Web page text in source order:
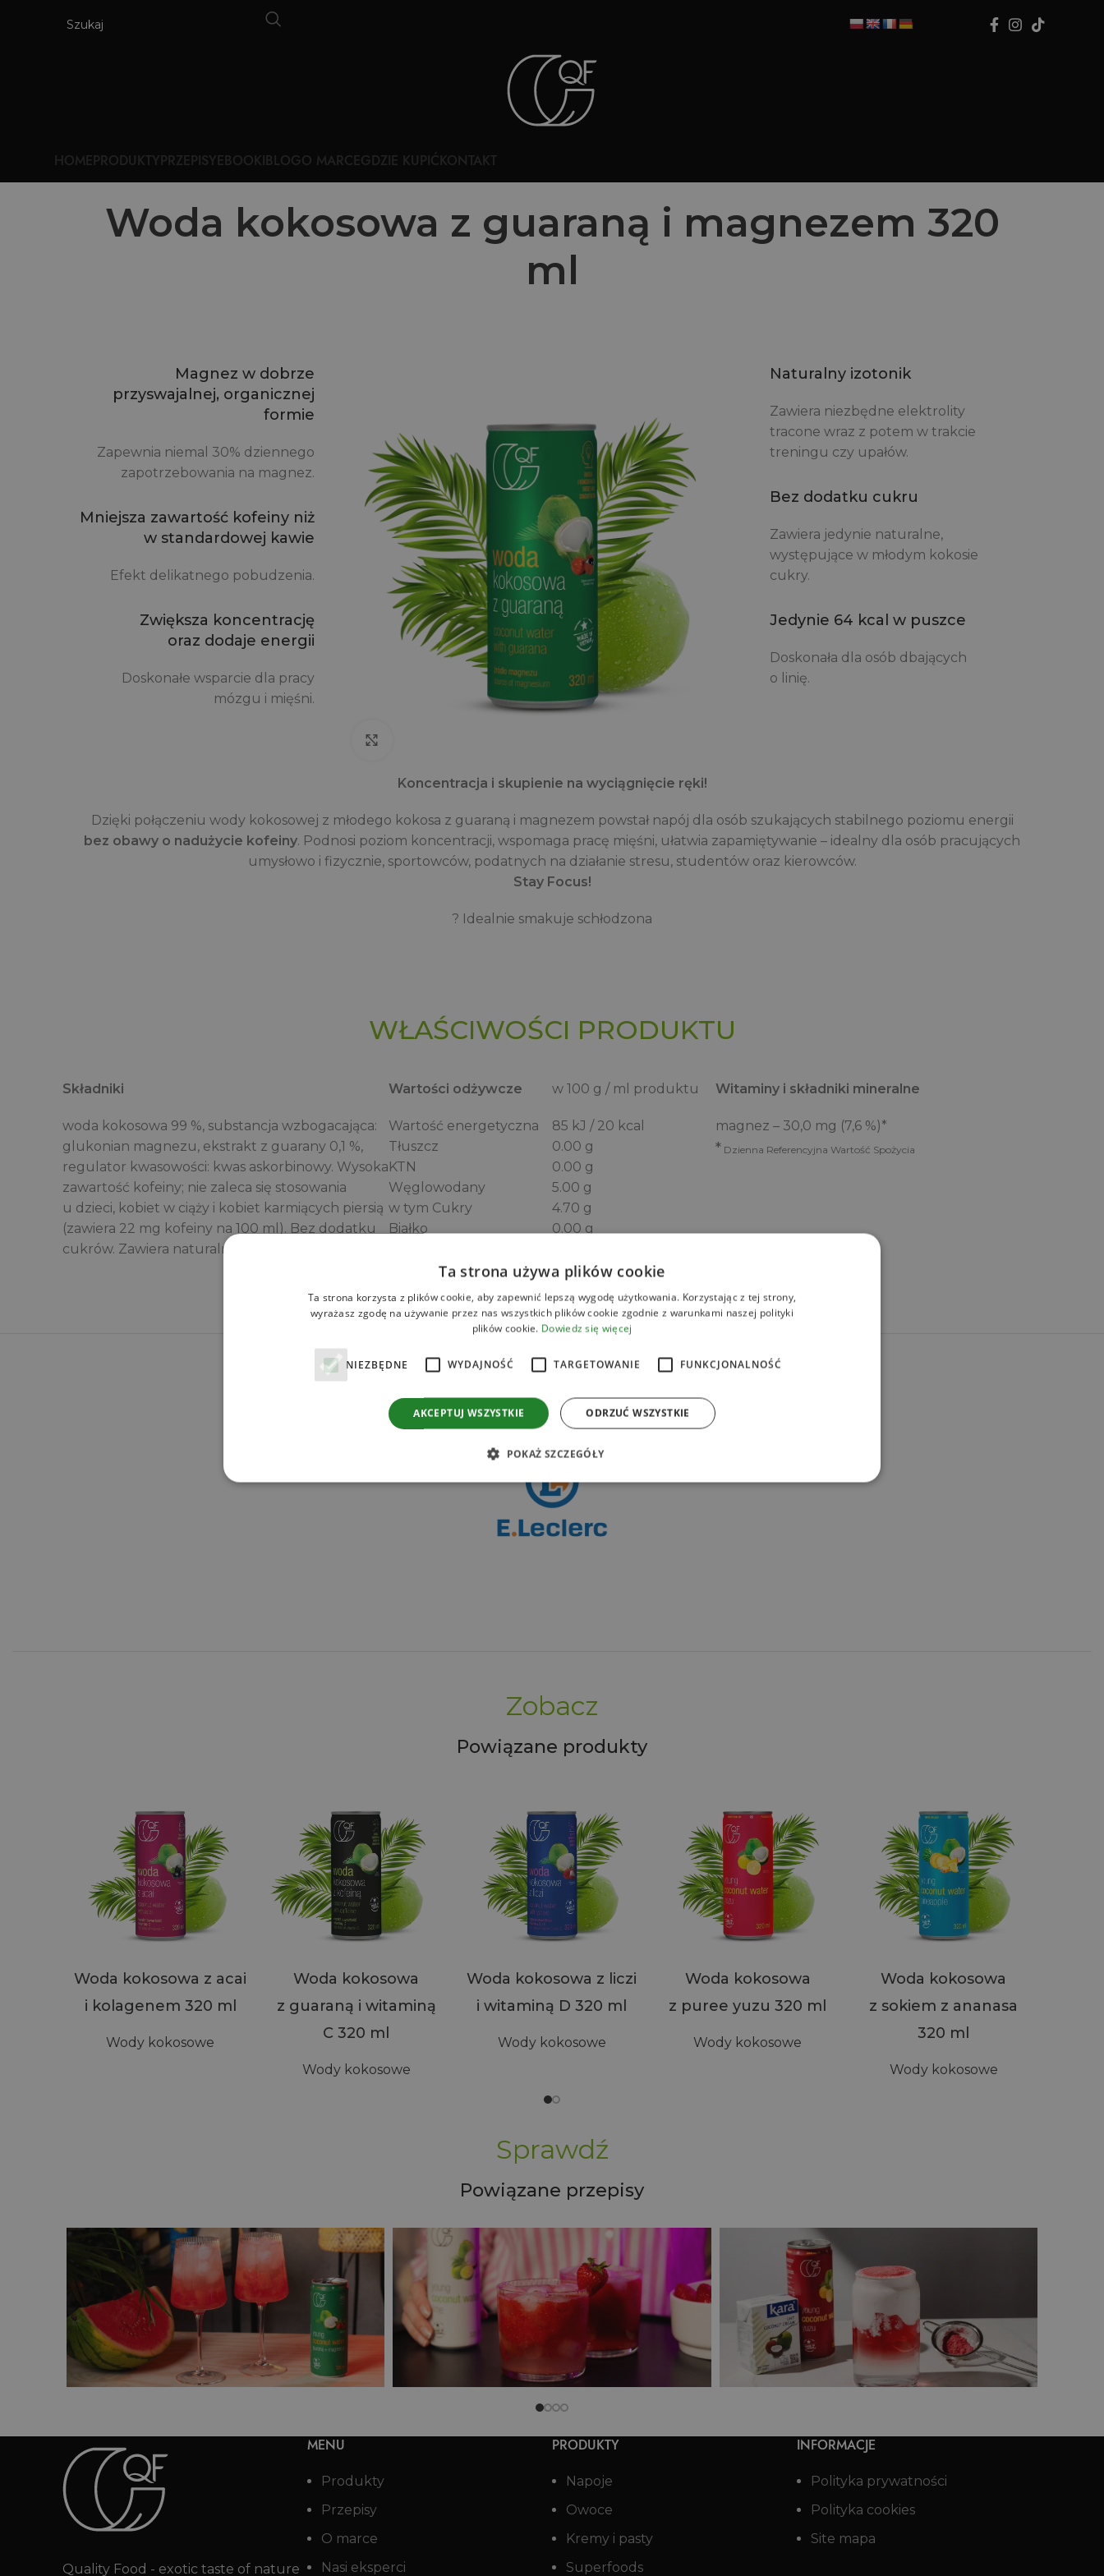
HOMEPRODUKTYPRZEPISYEBOOKIBLOGO MARCEGDZIE KUPIĆKONTAKT
Woda kokosowa z guaraną i magnezem 320
ml
Magnez w dobrze
przyswajalnej, organicznej
formie
Zapewnia niemal 30% dziennego
zapotrzebowania na magnez.
Mniejsza zawartość kofeiny niż
w standardowej kawie
Efekt delikatnego pobudzenia.
Zwiększa koncentrację
oraz dodaje energii
Doskonałe wsparcie dla pracy
mózgu i mięśni.
Naturalny izotonik
Zawiera niezbędne elektrolity
tracone wraz z potem w trakcie
treningu czy upałów.
Bez dodatku cukru
Zawiera jedynie naturalne,
występujące w młodym kokosie
cukry.
Jedynie 64 kcal w puszce
Doskonała dla osób dbających
o linię.
Koncentracja i skupienie na wyciągnięcie ręki!
Dzięki połączeniu wody kokosowej z młodego kokosa z guaraną i magnezem powstał napój dla osób szukających stabilnego poziomu energii
bez obawy o nadużycie kofeiny. Podnosi poziom koncentracji, wspomaga pracę mięśni, ułatwia zapamiętywanie – idealny dla osób pracujących
umysłowo i fizycznie, sportowców, podatnych na działanie stresu, studentów oraz kierowców.
Stay Focus!
? Idealnie smakuje schłodzona
WŁAŚCIWOŚCI PRODUKTU
Składniki
woda kokosowa 99 %, substancja wzbogacająca:
glukonian magnezu, ekstrakt z guarany 0,1 %,
regulator kwasowości: kwas askorbinowy. Wysoka
zawartość kofeiny; nie zaleca się stosowania
u dzieci, kobiet w ciąży i kobiet karmiących piersią
(zawiera 22 mg kofeiny na 100 ml). Bez dodatku
cukrów. Zawiera naturalnie występujące cukry.
Wartości odżywcze w 100 g / ml produktu
Wartość energetyczna
85 kJ / 20 kcal
Tłuszcz
0.00 g
KTN
0.00 g
Węglowodany
5.00 g
w tym Cukry
4.70 g
Białko
0.00 g
0.05 g
KTN – kwasy tłuszczowe nasycone
Witaminy i składniki mineralne
magnez – 30,0 mg (7,6 %)*
*Dzienna Referencyjna Wartość Spożycia
Zamów online
Zobacz
Powiązane produkty
Woda kokosowa z acai
i kolagenem 320 ml
Wody kokosowe
Woda kokosowa
z guaraną i witaminą
C 320 ml
Wody kokosowe
Woda kokosowa z liczi
i witaminą D 320 ml
Wody kokosowe
Woda kokosowa
z puree yuzu 320 ml
Wody kokosowe
Woda kokosowa
z sokiem z ananasa
320 ml
Wody kokosowe
Sprawdź
Powiązane przepisy
kokosową i żurawiną
Quality Food - exotic taste of nature
MENU
Produkty
Przepisy
O marce
Nasi eksperci
PRODUKTY
Napoje
Owoce
Kremy i pasty
Superfoods
INFORMACJE
Polityka prywatności
Polityka cookies
Site mapa
Ta strona używa plików cookie
Ta strona korzysta z plików cookie, aby zapewnić lepszą wygodę użytkowania. Korzystając z tej strony,
wyrażasz zgodę na używanie przez nas wszystkich plików cookie zgodnie z warunkami naszej polityki
plików cookie. Dowiedz się więcej
NIEZBĘDNE WYDAJNOŚĆ TARGETOWANIE FUNKCJONALNOŚĆ
AKCEPTUJ WSZYSTKIE ODRZUĆ WSZYSTKIE
POKAŻ SZCZEGÓŁY